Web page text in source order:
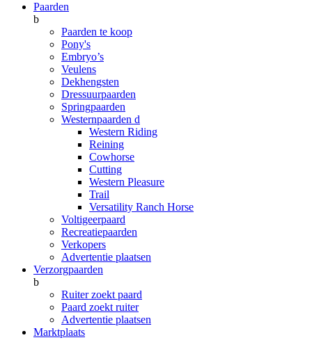
Paarden
b
Paarden te koop
Pony's
Embryo’s
Veulens
Dekhengsten
Dressuurpaarden
Springpaarden
Westernpaarden d
Western Riding
Reining
Cowhorse
Cutting
Western Pleasure
Trail
Versatility Ranch Horse
Voltigeerpaard
Recreatiepaarden
Verkopers
Advertentie plaatsen
Verzorgpaarden
b
Ruiter zoekt paard
Paard zoekt ruiter
Advertentie plaatsen
Marktplaats